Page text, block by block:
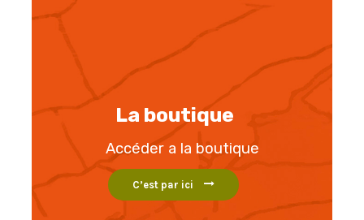
La boutique
Accéder a la boutique
C’est par ici